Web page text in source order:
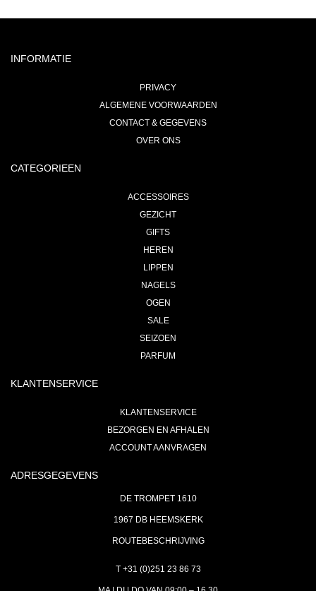
INFORMATIE
PRIVACY
ALGEMENE VOORWAARDEN
CONTACT & GEGEVENS
OVER ONS
CATEGORIEEN
ACCESSOIRES
GEZICHT
GIFTS
HEREN
LIPPEN
NAGELS
OGEN
SALE
SEIZOEN
PARFUM
KLANTENSERVICE
KLANTENSERVICE
BEZORGEN EN AFHALEN
ACCOUNT AANVRAGEN
ADRESGEGEVENS
DE TROMPET 1610
1967 DB HEEMSKERK
ROUTEBESCHRIJVING
T +31 (0)251 23 86 73